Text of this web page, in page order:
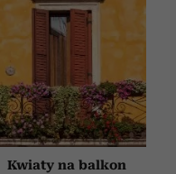
Kwiaty na balkon